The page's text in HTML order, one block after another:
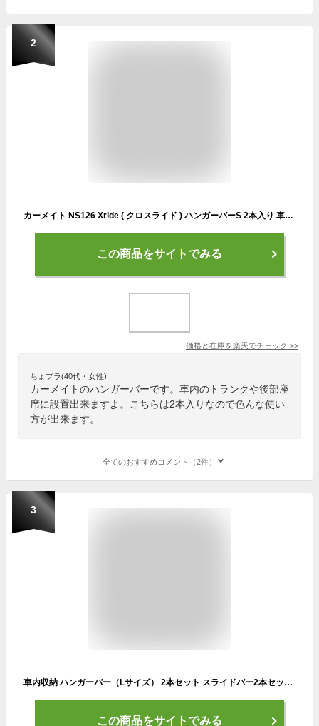
2
カーメイト NS126 Xride ( クロスライド ) ハンガーバーS 2本入り 車内キャリア N-BOX Nボックス ハイゼット ウェイク など に最適 車内 ラック 車内キャリア 車 車中泊 アウトドア DIY carmate
この商品をサイトでみる
価格と在庫を楽天でチェック >>
ちょプラ(40代・女性)
カーメイトのハンガーバーです。車内のトランクや後部座
席に設置出来ますよ。こちらは2本入りなので色んな使い
方が出来ます。
全てのおすすめコメント（2件）
3
車内収納 ハンガーバー（Lサイズ） 2本セット スライドバー2本セット 黒 頑丈 インテリアバー スノーボード サーフィン スキー 脚立 ロッドホルダー サイドバー キャンプ ベース キャリア 車中泊 釣り 職人棚 ルーフ インナー 室内 車内 ラック 棚 荷室 荷台 天井 収納
この商品をサイトでみる